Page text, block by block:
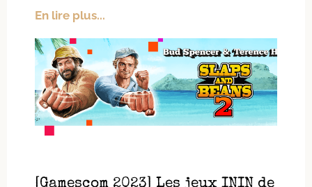
En lire plus...
[Gamescom 2023] Les jeux ININ de